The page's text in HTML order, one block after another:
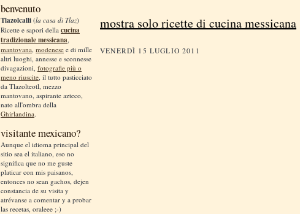
benvenuto
Tlazolcalli (la casa di Tlaz)
Ricette e sapori della cucina
tradizionale messicana
mantovana modenese e di mille
altri luoghi, annesse e sconnesse
divagazioni, fotografie più o
meno riuscite , il tutto pasticciato
da Tlazolteotl, mezzo
mantovano, aspirante azteco,
nato all'ombra della
Ghirlandina.
visitante mexicano?
Aunque el idioma principal del
sitio sea el italiano, eso no
significa que no me guste
platicar con mis paisanos,
entonces no sean gachos, dejen
constancia de su visita y
atrévanse a comentar y a probar
las recetas, oraleee ;-)
mostra solo ricette di cucina messicana
VENERDÌ 15 LUGLIO 2011